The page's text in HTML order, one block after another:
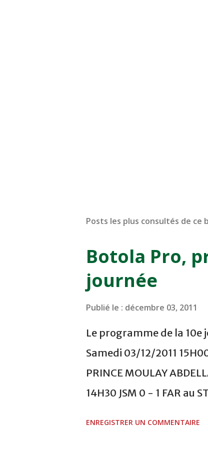
Posts les plus consultés de ce
Botola Pro,
journée
Publié le : décembre 03, 2011
Le programme de la 10e
Samedi 03/12/2011
PRINCE MOULAY
14H30 JSM 0 - 1 FAR au
ENREGISTRER UN COMMENTAIRE